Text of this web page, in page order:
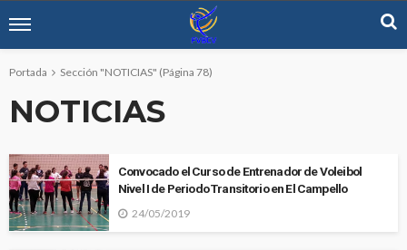
Portada Sección "NOTICIAS" (Página 78)
NOTICIAS
Convocado el Curso de Entrenador de Voleibol
Nivel I de Periodo Transitorio en El Campello
24/05/2019